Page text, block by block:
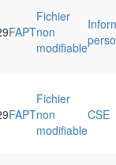
FAPT
Fichier
non
modifiable
FAPT
Fichier
non
modifiable
CSE